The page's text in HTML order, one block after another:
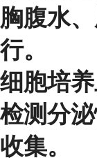
胸腹水
行。
细胞培
检测分
收集。